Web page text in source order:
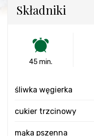
Składniki
45 min.
śliwka węgierka
cukier trzcinowy
mąka pszenna